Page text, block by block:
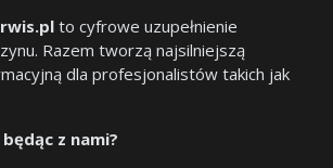
to cyfrowe uzupełnienie
Razem tworzą najsilniejszą
dla profesjonalistów takich jak
z nami?